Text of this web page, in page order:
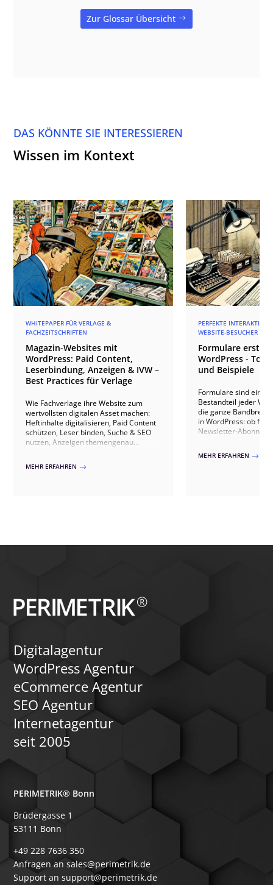
Zur Glossar Übersicht
DAS KÖNNTE SIE INTERESSIEREN
Wissen im Kontext
WHITEPAPER FÜR VERLAGE &
FACHZEITSCHRIFTEN
Magazin-Websites mit
WordPress: Paid Content,
Leserbindung, Anzeigen & IVW –
Best Practices für Verlage
Wie Fachverlage ihre Website zum
wertvollsten digitalen Asset machen:
Heftinhalte digitalisieren, Paid Content
schützen, Leser binden, Suche & SEO
nutzen, Anzeigen themengenau
20+ Verlagsprojekten.
MEHR ERFAHREN $
PERFEKTE
WEBSITE-BESUCHER
Formulare
WordPress -
und Beispiele
Formulare sind ein
Bestandteil jeder
die ganze
in WordPress: ob für
Newsletter-
Interaktionen mit
MEHR ERFAHREN $
Digitalagentur
WordPress Agentur
eCommerce Agentur
SEO Agentur
Internetagentur
seit 2005
PERIMETRIK® Bonn
Brüdergasse 1
53111 Bonn
+49 228 7636 350
Anfragen an sales@perimetrik.de
Support an support@perimetrik.de